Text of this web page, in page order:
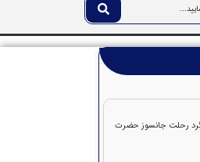
رحلت جانسوز حضرت